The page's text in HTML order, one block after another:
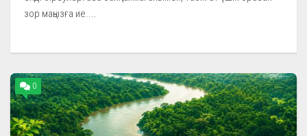
зор маңызға ие....
0